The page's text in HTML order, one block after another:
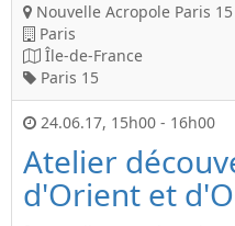
Nouvelle Acropole Paris 15
Paris
Île-de-France
Paris 15
24.06.17, 15h00 - 16h00
Atelier
d'Orient et